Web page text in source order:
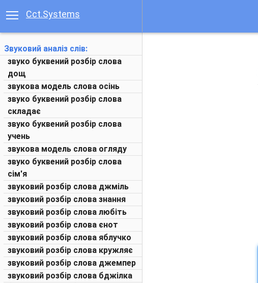
Cct.Systems
Звуковий аналіз слів:
звуко буквений розбір слова
дощ
звукова модель слова осінь
звуко буквений розбір слова
складає
звуко буквений розбір слова
учень
звукова модель слова огляду
звуко буквений розбір слова
сім'я
звуковий розбір слова джміль
звуковий розбір слова знання
звуковий розбір слова любіть
звуковий розбір слова єнот
звуковий розбір слова яблучко
звуковий розбір слова кружляє
звуковий розбір слова джемпер
звуковий розбір слова бджілка